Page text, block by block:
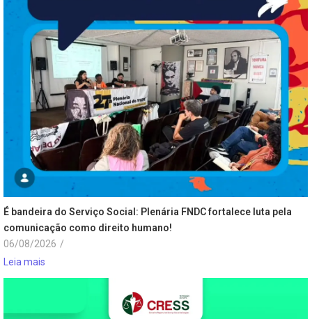
É bandeira do Serviço Social: Plenária FNDC fortalece luta pela
comunicação como direito humano!
06/08/2026 /
Leia mais